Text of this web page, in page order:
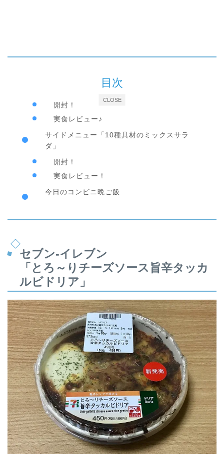
CLOSE
目次
開封！
実食レビュー♪
サイドメニュー「10種具材のミックスサラ
ダ」
開封！
実食レビュー！
今日のコンビニ晩ご飯
セブン-イレブン
「とろ～りチーズソース旨辛タッカ
ルビドリア」